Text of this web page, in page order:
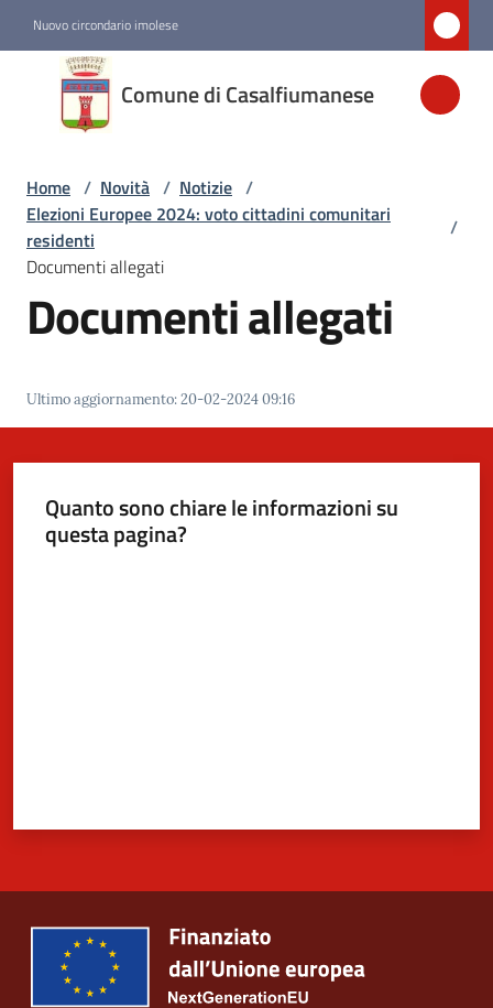
Nuovo circondario imolese
Comune di Casalfiumanese
Comune di
Casalfiumanese
Amministrazione
Novità
Vivere
Casalfiumanese
Home / Novità / Notizie /
Elezioni Europee 2024: voto cittadini comunitari
residenti
/
Documenti allegati
Documenti allegati
Ultimo aggiornamento:20-02-2024 09:16
Quanto sono chiare le informazioni su
questa pagina?